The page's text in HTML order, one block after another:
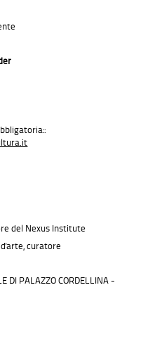
del Nexus Institute
curatore
DI PALAZZO CORDELLINA -